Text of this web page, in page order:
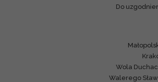
Do
Wola
Walerego